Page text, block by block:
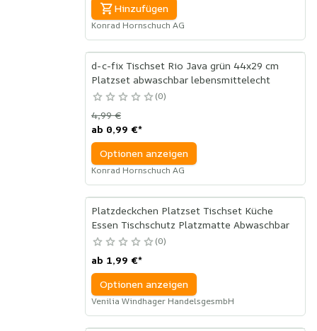
Hinzufügen
Konrad Hornschuch AG
d-c-fix Tischset Rio Java grün 44x29 cm
Platzset abwaschbar lebensmittelecht
0
ab 0,99 €*
4,99 €
Optionen anzeigen
Konrad Hornschuch AG
Platzdeckchen Platzset Tischset Küche
Essen Tischschutz Platzmatte Abwaschbar
0
ab 1,99 €*
Optionen anzeigen
Venilia Windhager HandelsgesmbH